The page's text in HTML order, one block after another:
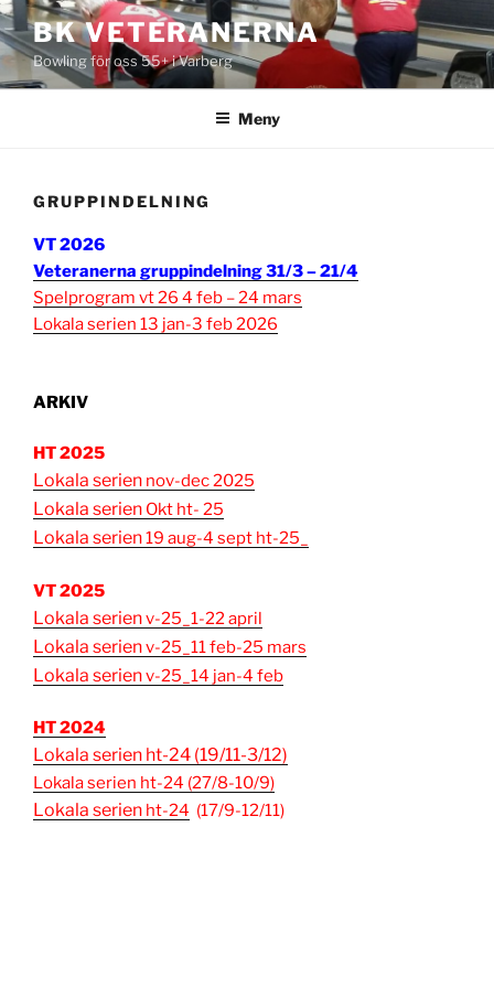
Hoppa
till
innehåll
BK VETERANERNA
Bowling för oss 55+ i Varberg
Meny
GRUPPINDELNING
VT 2026
Veteranerna gruppindelning 31/3 – 21/4
Spelprogram vt 26 4 feb – 24 mars
Lokala serien 13 jan-3 feb 2026
ARKIV
HT 2025
Lokala serien nov-dec 2025
Lokala serien Okt ht- 25
Lokala serien19 aug-4 sept ht-25_
VT 2025
Lokala serienv-25_1-22 april
Lokala serienv-25_11 feb-25 mars
Lokala serienv-25_14 jan-4 feb
HT 2024
Lokala serien ht-24 (19/11-3/12)
Lokala serien ht-24 (27/8-10/9)
Lokala serien ht-24 (17/9-12/11)